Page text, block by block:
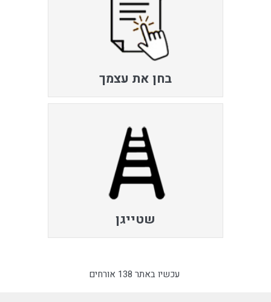
בחן את עצמך
שטייגן
עכשיו באתר 138 אורחים